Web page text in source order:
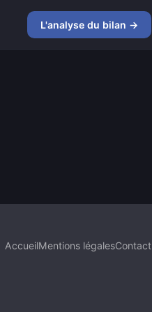
L'analyse du bilan →
AccueilMentions légalesContact